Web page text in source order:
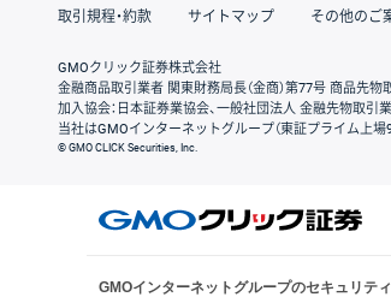
取引規程・約款 サイトマップ その他のご
GMOクリック証券株式会社
金融商品取引業者 関東財務局長（金商）第77号 商品先
加入協会：日本証券業協会、一般社団法人 金融先物取引
当社はGMOインターネットグループ（東証プライム上場
© GMO CLICK Securities, Inc.
GMOインターネットグループのセキュリテ